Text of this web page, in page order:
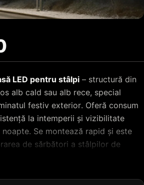
LED pentru stâlpi – structură din
alb cald sau alb rece, special
festiv exterior. Oferă consum
la intemperii și vizibilitate
Se montează rapid și este
de sărbători a stâlpilor de